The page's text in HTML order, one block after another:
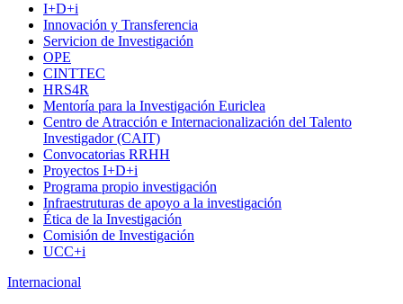
I+D+i
Innovación y Transferencia
Servicion de Investigación
OPE
CINTTEC
HRS4R
Mentoría para la Investigación Euriclea
Centro de Atracción e Internacionalización del Talento
Investigador (CAIT)
Convocatorias RRHH
Proyectos I+D+i
Programa propio investigación
Infraestruturas de apoyo a la investigación
Ética de la Investigación
Comisión de Investigación
UCC+i
Internacional